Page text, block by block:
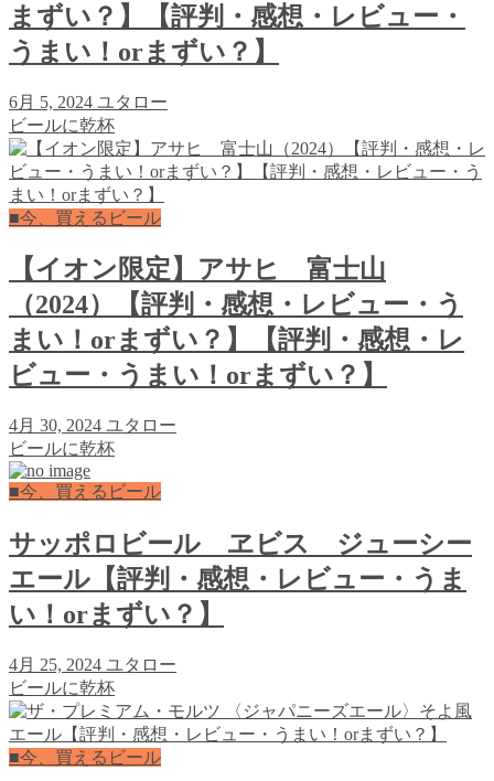
まずい？】【評判・感想・レビュー・
うまい！orまずい？】
6月 5, 2024 ユタロー
ビールに乾杯
■今、買えるビール
【イオン限定】アサヒ 富士山
（2024）【評判・感想・レビュー・う
まい！orまずい？】【評判・感想・レ
ビュー・うまい！orまずい？】
4月 30, 2024 ユタロー
ビールに乾杯
■今、買えるビール
サッポロビール ヱビス ジューシー
エール【評判・感想・レビュー・うま
い！orまずい？】
4月 25, 2024 ユタロー
ビールに乾杯
■今、買えるビール